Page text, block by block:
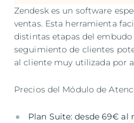
Zendesk es un software
ventas. Esta herramienta
distintas etapas del
seguimiento de clientes
al cliente muy utilizada por
Precios del Módulo de
Plan Suite: desde 69€ al